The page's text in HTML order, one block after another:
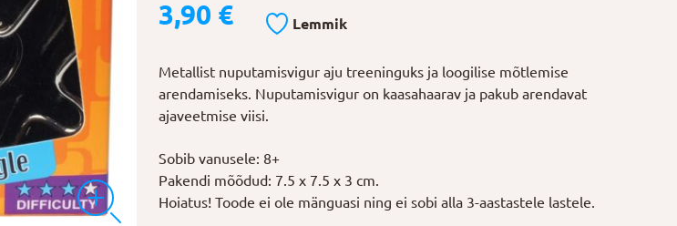
3,90 € Lemmik
Metallist nuputamisvigur aju treeninguks ja loogilise mõtlemise
arendamiseks. Nuputamisvigur on kaasahaarav ja pakub arendavat
ajaveetmise viisi.
Sobib vanusele: 8+
Pakendi mõõdud: 7.5 x 7.5 x 3 cm.
Hoiatus! Toode ei ole mänguasi ning ei sobi alla 3-aastastele lastele.